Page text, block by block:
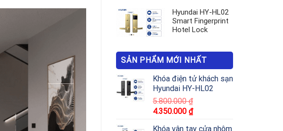
Hyundai HY-HL02
Smart Fingerprint
Hotel Lock
SẢN PHẨM MỚI NHẤT
Khóa điện tử khách sạn
Hyundai HY-HL02
5.800.000₫
4.350.000 ₫
Khóa vân tay cửa nhôm